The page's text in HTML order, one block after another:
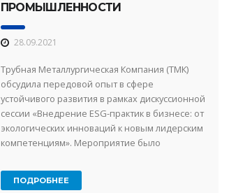
ПРОМЫШЛЕННОСТИ
28.09.2021
Трубная Металлургическая Компания (ТМК)
обсудила передовой опыт в сфере
устойчивого развития в рамках дискуссионной
сессии «Внедрение ESG-практик в бизнесе: от
экологических инноваций к новым лидерским
компетенциям». Мероприятие было
ПОДРОБНЕЕ